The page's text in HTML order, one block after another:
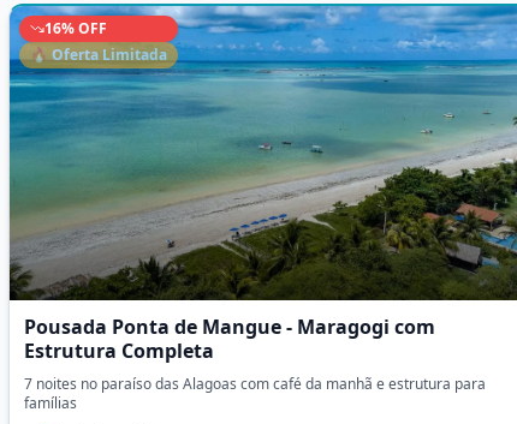
16% OFF
🔥 Oferta Limitada
Pousada Ponta de Mangue - Maragogi com
Estrutura Completa
7 noites no paraíso das Alagoas com café da manhã e estrutura para
famílias